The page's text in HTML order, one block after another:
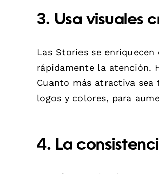
3. Usa visuales
Las Stories se
rápidamente la atención.
Cuanto más atractiva
logos y colores, para
4. La